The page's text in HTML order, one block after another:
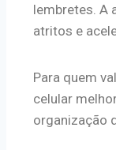
lembretes. A
atritos e
Para quem
celular
organização